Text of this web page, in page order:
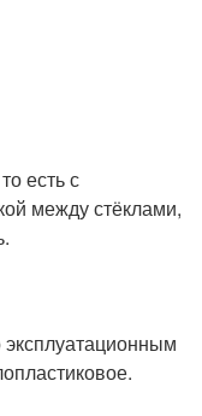
есть с
между стёклами,
эксплуатационным